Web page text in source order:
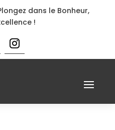
dans le Bonheur,
!